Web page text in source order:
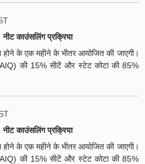
काउंसलिंग प्रक्रिया
होने के एक महीने के भीतर आयोजित की जाएगी।
की 15% सीटें और स्टेट कोटा की 85%
काउंसलिंग प्रक्रिया
होने के एक महीने के भीतर आयोजित की जाएगी।
की 15% सीटें और स्टेट कोटा की 85%